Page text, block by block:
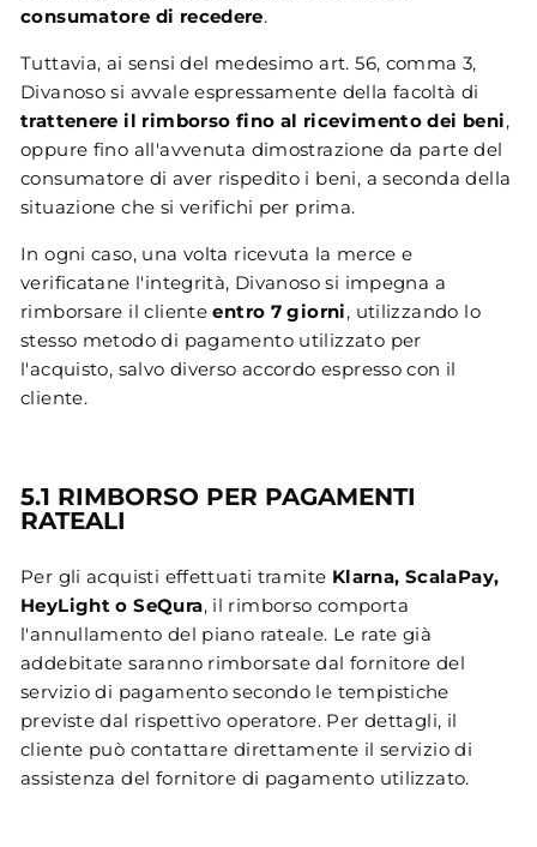
consumatore di recedere.
Tuttavia, ai sensi del medesimo art. 56, comma 3,
Divanoso si avvale espressamente della facoltà di
trattenere il rimborso fino al ricevimento dei beni,
oppure fino all'avvenuta dimostrazione da parte del
consumatore di aver rispedito i beni, a seconda della
situazione che si verifichi per prima.
In ogni caso, una volta ricevuta la merce e
verificatane l'integrità, Divanoso si impegna a
rimborsare il clienteentro 7 giorni, utilizzando lo
stesso metodo di pagamento utilizzato per
l'acquisto, salvo diverso accordo espresso con il
cliente.
5.1 RIMBORSO PER PAGAMENTI
RATEALI
Per gli acquisti effettuati tramite Klarna, ScalaPay,
HeyLight o SeQura, il rimborso comporta
l'annullamento del piano rateale. Le rate già
addebitate saranno rimborsate dal fornitore del
servizio di pagamento secondo le tempistiche
previste dal rispettivo operatore. Per dettagli, il
cliente può contattare direttamente il servizio di
assistenza del fornitore di pagamento utilizzato.